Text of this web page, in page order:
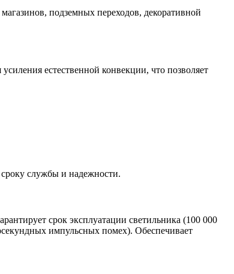
подземных переходов, декоративной
естественной конвекции, что позволяет
службы и надежности.
срок эксплуатации светильника (100 000
импульсных помех). Обеспечивает